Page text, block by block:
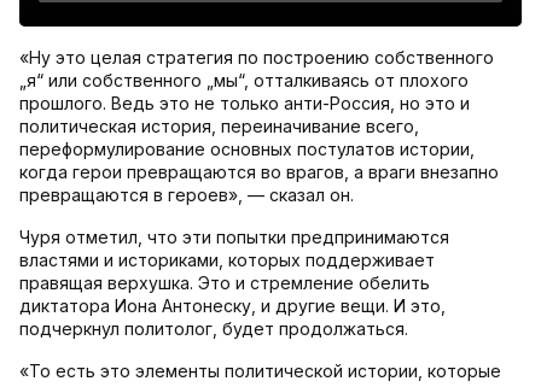
«Ну это целая стратегия по построению собственного
„я“ или собственного „мы“, отталкиваясь от плохого
прошлого. Ведь это не только анти-Россия, но это и
политическая история, переиначивание всего,
переформулирование основных постулатов истории,
когда герои превращаются во врагов, а враги внезапно
превращаются в героев», — сказал он.
Чуря отметил, что эти попытки предпринимаются
властями и историками, которых поддерживает
правящая верхушка. Это и стремление обелить
диктатора Иона Антонеску, и другие вещи. И это,
подчеркнул политолог, будет продолжаться.
«То есть это элементы политической истории, которые